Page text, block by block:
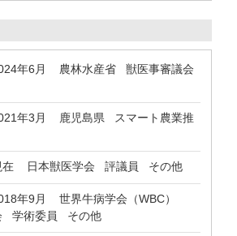
年6月
農林水産省 獣医事審議会
年3月
鹿児島県 スマート農業推
在 日本獣医学会 評議員 その他
年9月
世界牛病学会（WBC）
学術委員 その他